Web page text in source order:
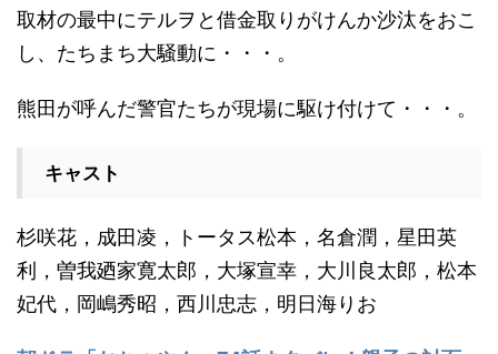
取材の最中にテルヲと借金取りがけんか沙汰をおこ
し、たちまち大騒動に・・・。
熊田が呼んだ警官たちが現場に駆け付けて・・・。
キャスト
杉咲花，成田凌，トータス松本，名倉潤，星田英
利，曽我廼家寛太郎，大塚宣幸，大川良太郎，松本
妃代，岡嶋秀昭，西川忠志，明日海りお